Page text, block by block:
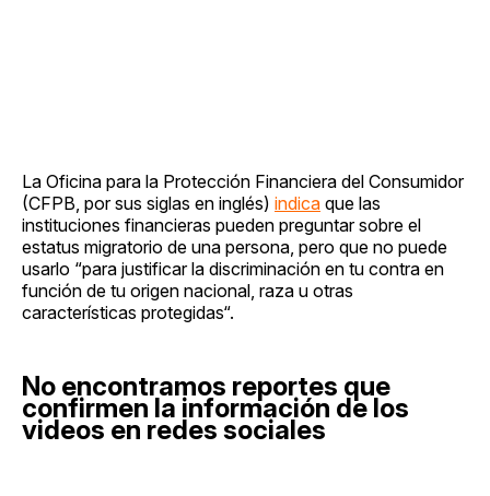
La Oficina para la Protección Financiera del Consumidor
(CFPB, por sus siglas en inglés) indica que las
instituciones financieras pueden preguntar sobre el
estatus migratorio de una persona, pero que no puede
usarlo “para justificar la discriminación en tu contra en
función de tu origen nacional, raza u otras
características protegidas“.
No encontramos reportes que
confirmen la información de los
videos en redes sociales